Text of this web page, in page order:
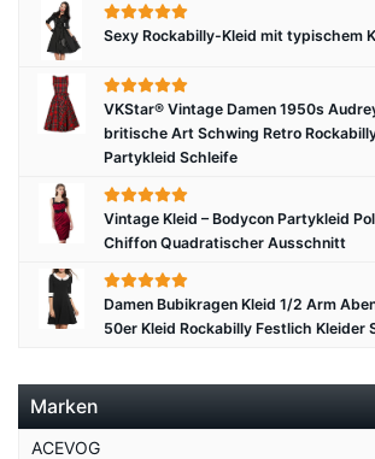
Sexy Rockabilly-Kleid mit typischem
VKStar® Vintage Damen 1950s
britische Art Schwing Retro
Partykleid Schleife
Vintage Kleid – Bodycon Partykleid
Chiffon Quadratischer Ausschnitt
Damen Bubikragen Kleid 1/2 Arm
50er Kleid Rockabilly Festlich Kleider
Marken
ACEVOG